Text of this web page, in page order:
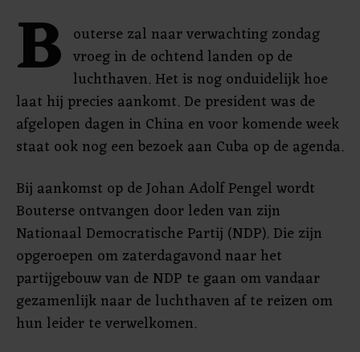
B outerse zal naar verwachting zondag
vroeg in de ochtend landen op de
luchthaven. Het is nog onduidelijk hoe
laat hij precies aankomt. De president was de
afgelopen dagen in China en voor komende week
staat ook nog een bezoek aan Cuba op de agenda.
Bij aankomst op de Johan Adolf Pengel wordt
Bouterse ontvangen door leden van zijn
Nationaal Democratische Partij (NDP). Die zijn
opgeroepen om zaterdagavond naar het
partijgebouw van de NDP te gaan om vandaar
gezamenlijk naar de luchthaven af te reizen om
hun leider te verwelkomen.